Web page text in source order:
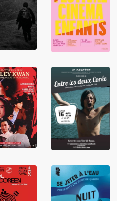
LIRE LIRE
LIRE
LIRE